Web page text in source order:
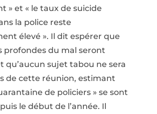
» et « le taux de suicide
la police reste
élevé ». Il dit espérer que
profondes du mal seront
qu’aucun sujet tabou ne sera
de cette réunion, estimant
de policiers » se sont
le début de l’année. Il